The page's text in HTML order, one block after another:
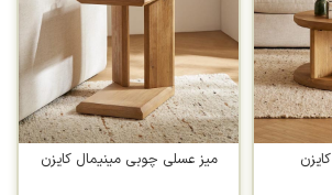
میز عسلی چوبی مینیمال کایزن